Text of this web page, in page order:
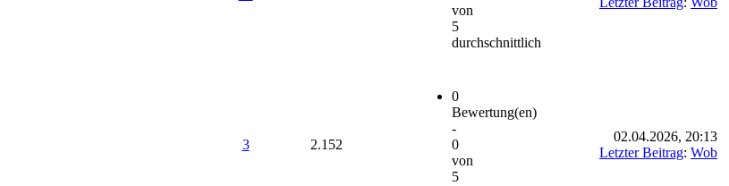
von
5
durchschnittlich
3 2.152
0
Bewertung(en)
-
0
von
5
02.04.2026, 20:13
Letzter Beitrag: Wob